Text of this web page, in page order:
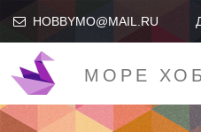
HOBBYMO@MAIL.RU
МОРЕ